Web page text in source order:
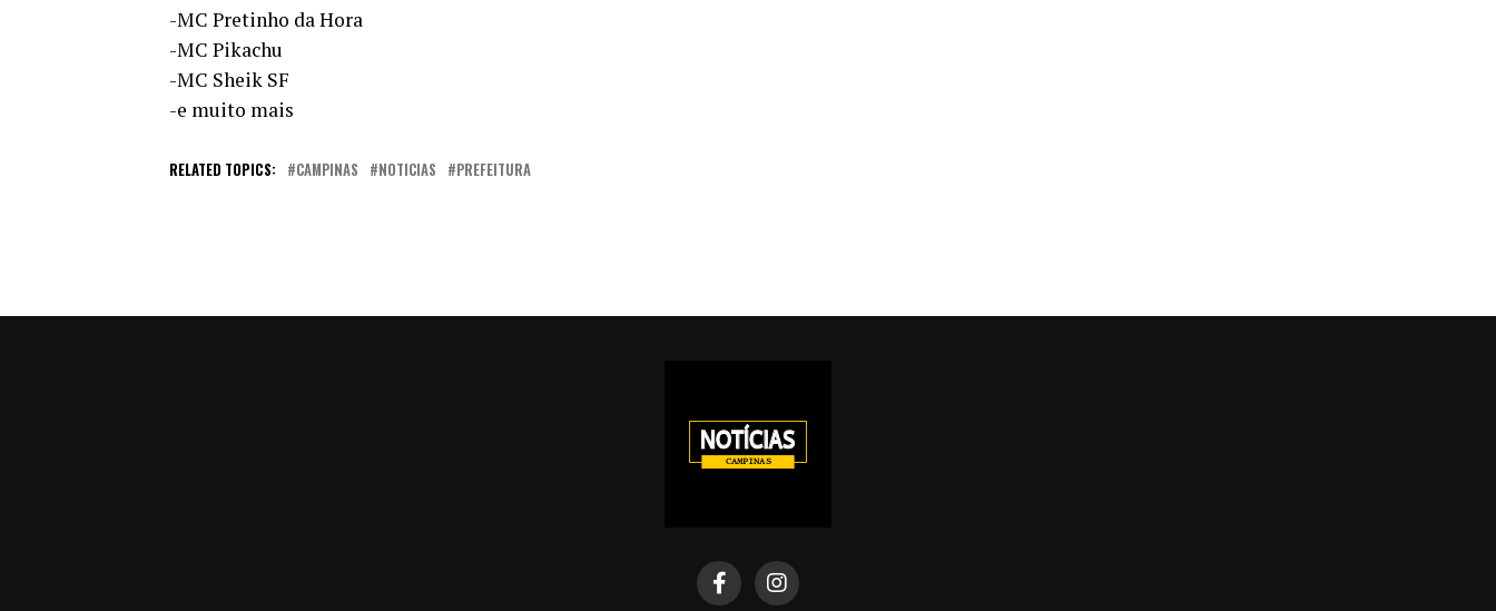
-MC Pretinho da Hora
-MC Pikachu
-MC Sheik SF
-e muito mais
RELATED TOPICS: CAMPINAS NOTICIAS PREFEITURA